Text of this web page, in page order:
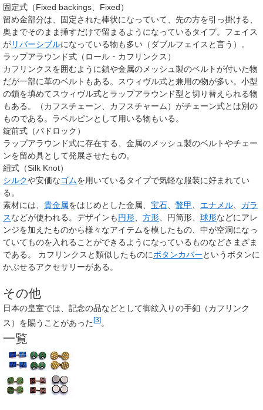
固定式（Fixed backings、Fixed）
留め金部分は、固定された棒状になっていて、先の方を引っ掛ける、
奥までそのまま挿すだけで留まるようになっているタイプ。フェイス
がリバーシブルになっている物も多い（ダブルフェイスと言う）。
ラップアラウンド式（ロール・カフリンクス）
カフリンクスを囲むように鎖や金属のメッシュ製のベルトが付いた物
だが一部に革のベルトもある。スウィヴル式と兼用の物が多い。小型
の鎖を填めてスウィヴル式とラップアラウンド型と切り替えられる物
もある。（カフスチェーン、カフスチャーム）がチェーン式とは別の
ものである。ラペルピンとして用いる物もいる。
錠前式（パドロック）
ラップアラウンド式に存在する、金属のメッシュ製のベルトやチェー
ンを留め具として発展させたもの。
紐式（Silk Knot）
シルクや安価なゴムを用いているタイプで気軽な服装に好まれてい
る。
素材には、 貴金属をはじめとした金属、 宝石 鼈甲 エナメル
ガラ
スなどが使われる。デザインも円形 方形 、円筒形、 球形などにアレ
ンジを加えたものから様々なアイテムを模したもの、中が空洞になっ
ていてものを入れることができるようになっているものなどさまざま
である。 カフリンクスと類似したものにボタンカバーというボタンに
かぶせるアクセサリーがある。
その他
日本の皇室では、記念の品などとして御紋入りの手釦（カフリンク
ス）を賜うことがあった [3] 。
一覧